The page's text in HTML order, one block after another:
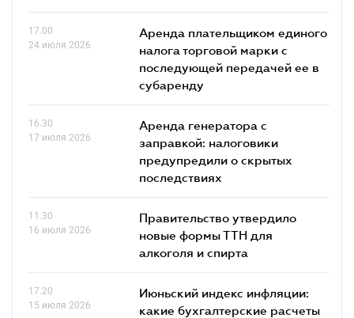
17.00
24 июля 2026
Аренда плательщиком единого
налога торговой марки с
последующей передачей ее в
субаренду
16.30
17 июля 2026
Аренда генератора с
заправкой: налоговики
предупредили о скрытых
последствиях
11.30
16 июля 2026
Правительство утвердило
новые формы ТТН для
алкоголя и спирта
17.20
15 июля 2026
Июньский индекс инфляции:
какие бухгалтерские расчеты